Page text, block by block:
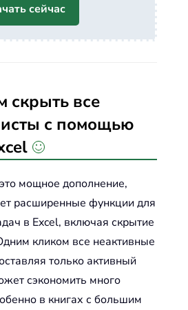
сейчас
скрыть все
с помощью
мощное дополнение,
расширенные функции для
в Excel, включая скрытие
кликом все неактивные
только активный
сэкономить много
в книгах с большим